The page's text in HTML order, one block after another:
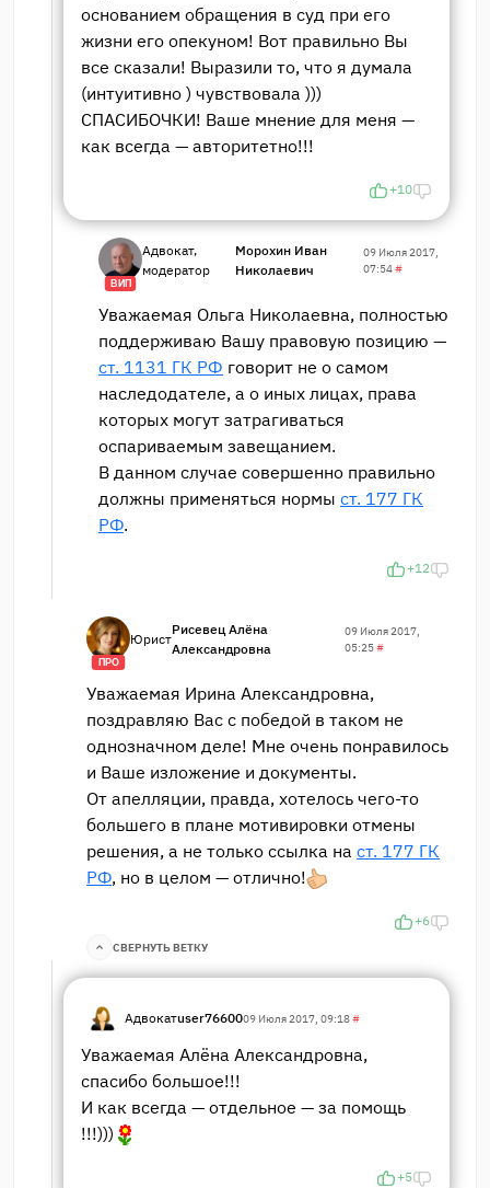
основанием обращения в суд при его
жизни его опекуном! Вот правильно Вы
все сказали! Выразили то, что я думала
(интуитивно ) чувствовала )))
СПАСИБОЧКИ! Ваше мнение для меня —
как всегда — авторитетно!!!
+10
ВИП
Адвокат,
модератор
Морохин Иван
Николаевич
09 Июля 2017,
07:54#
Уважаемая Ольга Николаевна, полностью
поддерживаю Вашу правовую позицию —
ст. 1131 ГК РФ говорит не о самом
наследодателе, а о иных лицах, права
которых могут затрагиваться
оспариваемым завещанием.
В данном случае совершенно правильно
должны применяться нормы ст. 177 ГК
РФ.
+12
ПРО
Юрист
Рисевец Алёна
Александровна
09 Июля 2017,
05:25#
Уважаемая Ирина Александровна,
поздравляю Вас с победой в таком не
однозначном деле! Мне очень понравилось
и Ваше изложение и документы.
От апелляции, правда, хотелось чего-то
большего в плане мотивировки отмены
решения, а не только ссылка на ст. 177 ГК
РФ, но в целом — отлично!
+6
СВЕРНУТЬ ВЕТКУ
Адвокатuser7660009 Июля 2017, 09:18#
Уважаемая Алёна Александровна,
спасибо большое!!!
И как всегда — отдельное — за помощь
!!!)))
+5